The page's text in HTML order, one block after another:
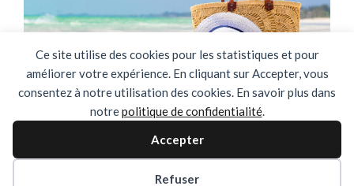
Ce site utilise des cookies pour les statistiques et pour
améliorer votre expérience. En cliquant sur Accepter, vous
consentez à notre utilisation des cookies. En savoir plus dans
notrepolitique de confidentialité.
Accepter
Refuser
🌴✨ FERMETURE ESTIVALE ✨🌴
DU 03 AOUT AU 31 AOUT INCLUS